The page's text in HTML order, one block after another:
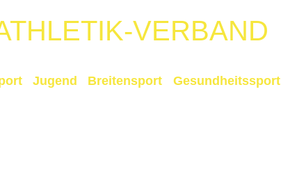
VERBAND
Jugend Breitensport Gesundheitssport